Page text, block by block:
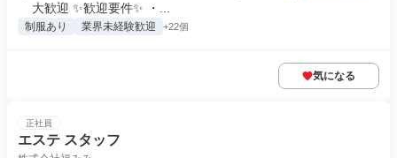
大歓迎 ✨歓迎要件✨ ・...
制服あり 業界未経験歓迎 +22個
気になる
正社員
エステ スタッフ